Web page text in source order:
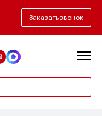
Заказать звонок